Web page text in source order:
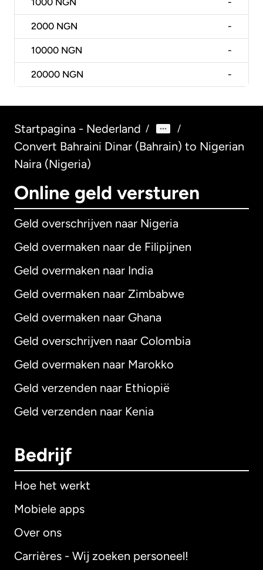
1000 NGN -
2000 NGN -
10000 NGN -
20000 NGN -
Startpagina - Nederland / /
Convert Bahraini Dinar (Bahrain) to Nigerian
Naira (Nigeria)
Online geld versturen
Geld overschrijven naar Nigeria
Geld overmaken naar de Filipijnen
Geld overmaken naar India
Geld overmaken naar Zimbabwe
Geld overmaken naar Ghana
Geld overschrijven naar Colombia
Geld overmaken naar Marokko
Geld verzenden naar Ethiopië
Geld verzenden naar Kenia
Bedrijf
Hoe het werkt
Mobiele apps
Over ons
Carrières - Wij zoeken personeel!